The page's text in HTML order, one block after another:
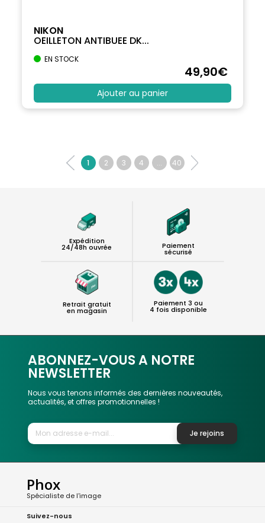
NIKON
OEILLETON ANTIBUEE DK...
EN STOCK
49,90€
Ajouter au panier
1 2 3 4 ... 40
Expédition
24/48h ouvrée Paiement
sécurisé
Retrait gratuit
en magasin
Paiement 3 ou
4 fois disponible
ABONNEZ-VOUS A NOTRE
NEWSLETTER
Nous vous tenons informés des dernières nouveautés,
actualités, et offres promotionnelles !
Je rejoins
Phox
Spécialiste de l'image
Suivez-nous